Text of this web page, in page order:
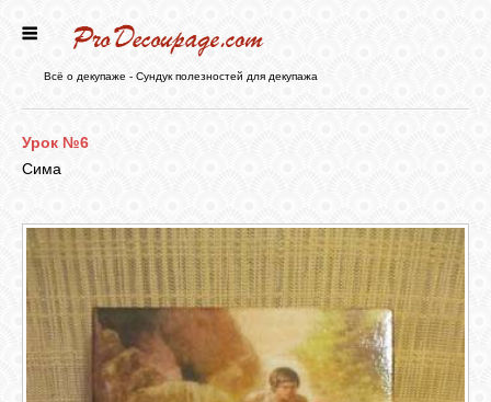
ФОРУМ
СТАТЬИ
Всё о декупаже - Сундук полезностей для декупажа
Урок №6
Сима